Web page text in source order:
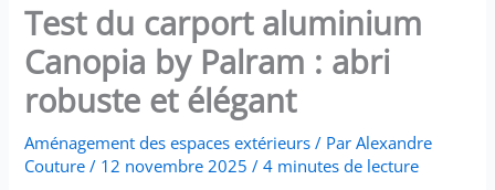
Test du carport aluminium
Canopia by Palram : abri
robuste et élégant
Aménagement des espaces extérieurs / ParAlexandre
Couture/ 12 novembre 2025/4 minutes de lecture